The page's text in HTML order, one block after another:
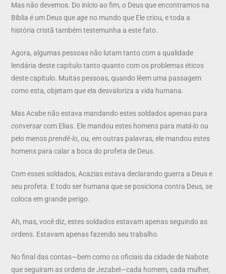
Mas não devemos. Do início ao fim, o Deus que encontramos na
Bíblia é um Deus queage no mundo que Ele criou, e toda a
história cristã também testemunha a este fato.
Agora, algumas pessoas não lutam tanto com a qualidade
lendária deste capítulo tanto quanto com os problemas éticos
deste capítulo. Muitas pessoas, quando lêem uma passagem
como esta, objetam que ela desvaloriza a vida humana.
Mas Acabe não estava mandando estes soldados apenas para
conversarcom Elias. Ele mandou estes homens paramatá-loou
pelo menosprendê-lo, ou, em outras palavras, ele mandou estes
homens para calar a boca do profeta de Deus.
Com esses soldados, Acazias estava declarando guerra a Deus e
seu profeta. E todo ser humana que se posiciona contra Deus, se
coloca em grande perigo.
Ah, mas, você diz, estes soldados estavam apenas seguindo as
ordens. Estavam apenas fazendo seu trabalho.
No final das contas—bem como os oficiais da cidade de Nabote
que seguiram as ordens de Jezabel—cada homem, cada mulher,